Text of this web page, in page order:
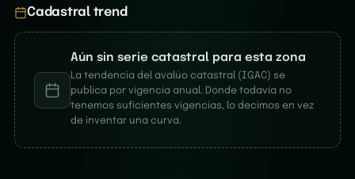
Cadastral trend
Aún sin serie catastral para esta zona
La tendencia del avalúo catastral (IGAC) se
publica por vigencia anual. Donde todavía no
tenemos suficientes vigencias, lo decimos en vez
de inventar una curva.